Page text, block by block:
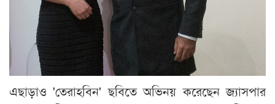
এছাড়াও 'তেরাহবিন' ছবিতে অভিনয় করেছেন জ্যাসপার